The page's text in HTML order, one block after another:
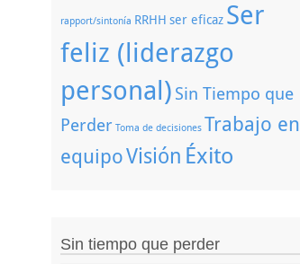
rapport/sintonía RRHH ser eficaz Ser
feliz (liderazgo
personal) Sin Tiempo que
Perder Toma de decisiones Trabajo en
equipoVisión Éxito
Sin tiempo que perder